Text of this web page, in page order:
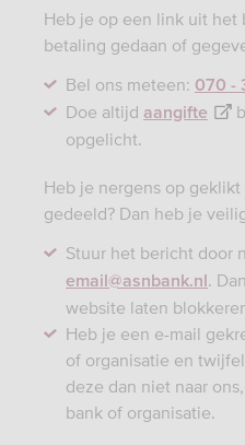
Heb je op een link uit het
betaling gedaan of
Bel ons meteen: 070 -
Doe altijd aangifte
opgelicht.
Heb je nergens op
gedeeld? Dan heb je
Stuur het bericht door
email@asnbank.nl .
website laten
Heb je een e-mail
of organisatie en
deze dan niet naar
bank of organisatie.